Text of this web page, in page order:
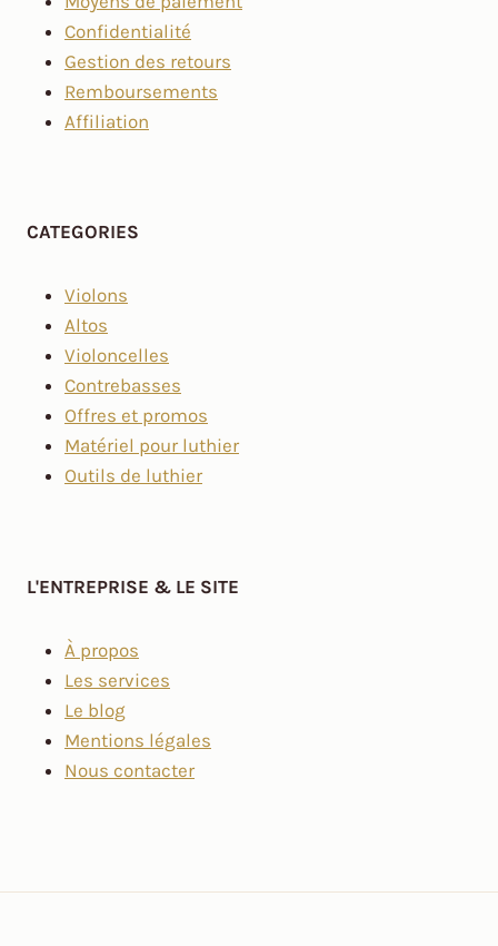
Confidentialité
Gestion des retours
Remboursements
Affiliation
CATEGORIES
Violons
Altos
Violoncelles
Contrebasses
Offres et promos
Matériel pour luthier
Outils de luthier
L'ENTREPRISE & LE SITE
À propos
Les services
Le blog
Mentions légales
Nous contacter